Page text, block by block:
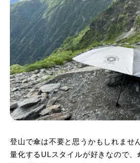
登山で傘は不要と思うかもしれませ
量化するULスタイルが好きなので、